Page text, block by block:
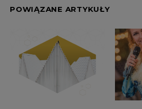
POWIĄZANE ARTYKUŁY